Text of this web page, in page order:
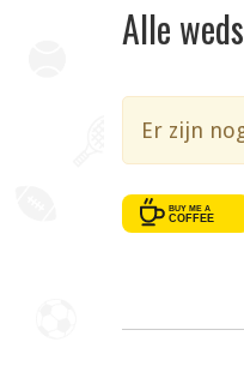
Alle
Er zijn